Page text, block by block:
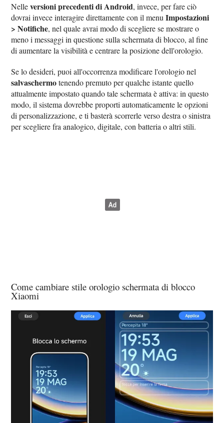
Nelleversioni precedenti di Android, invece, per fare ciò
dovrai invece interagire direttamente con il menuImpostazioni
> Notifiche, nel quale avrai modo di scegliere se mostrare o
meno i messaggi in questione sulla schermata di blocco, al fine
di aumentare la visibilità e centrare la posizione dell'orologio.
Se lo desideri, puoi all'occorrenza modificare l'orologio nel
salvaschermotenendo premuto per qualche istante quello
attualmente impostato quando tale schermata è attiva: in questo
modo, il sistema dovrebbe proporti automaticamente le opzioni
di personalizzazione, e ti basterà scorrerle verso destra o sinistra
per scegliere fra analogico, digitale, con batteria o altri stili.
Come cambiare stile orologio schermata di blocco
Xiaomi